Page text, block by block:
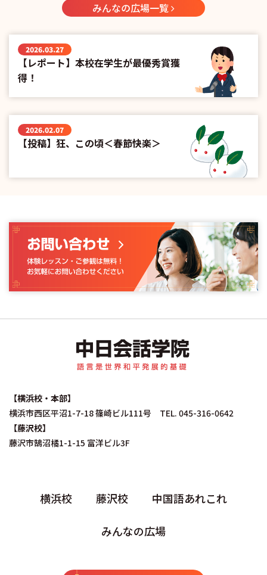
みんなの広場一覧
2026.03.27
【レポート】本校在学生が最優秀賞獲
得！
2026.02.07
【投稿】狂、この頃＜春節快楽＞
【横浜校・本部】
横浜市西区平沼1-7-18 篠崎ビル111号 TEL. 045-316-0642
【藤沢校】
藤沢市鵠沼橘1-1-15 富洋ビル3F
横浜校 藤沢校 中国語あれこれ
みんなの広場